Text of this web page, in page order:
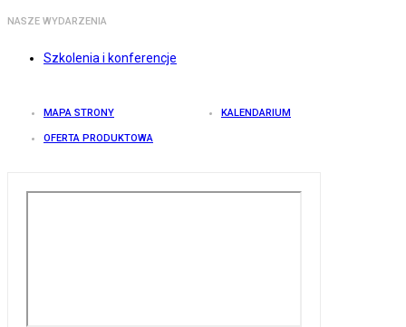
NASZE WYDARZENIA
Szkolenia i konferencje
MAPA STRONY KALENDARIUM
OFERTA PRODUKTOWA